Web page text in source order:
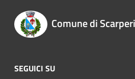
Comune di
SEGUICI SU